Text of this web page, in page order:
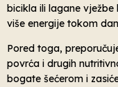
bicikla ili lagane
više energije tokom
Pored toga,
povrća i drugih
bogate šećerom i